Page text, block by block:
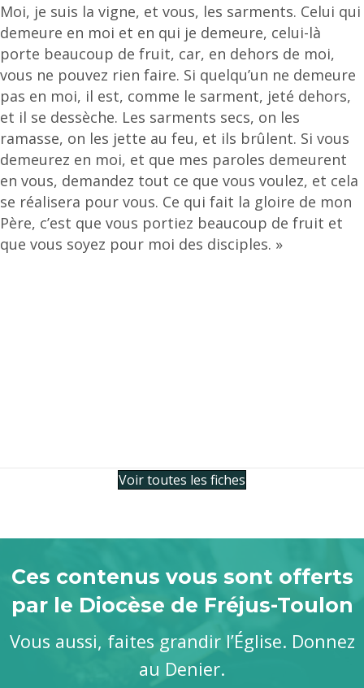
Moi, je suis la vigne, et vous, les sarments. Celui qui
demeure en moi et en qui je demeure, celui-là
porte beaucoup de fruit, car, en dehors de moi,
vous ne pouvez rien faire. Si quelqu’un ne demeure
pas en moi, il est, comme le sarment, jeté dehors,
et il se dessèche. Les sarments secs, on les
ramasse, on les jette au feu, et ils brûlent. Si vous
demeurez en moi, et que mes paroles demeurent
en vous, demandez tout ce que vous voulez, et cela
se réalisera pour vous. Ce qui fait la gloire de mon
Père, c’est que vous portiez beaucoup de fruit et
que vous soyez pour moi des disciples. »
Voir toutes les fiches
Ces contenus vous sont offerts
par le Diocèse de Fréjus-Toulon
Vous aussi, faites grandir l’Église. Donnez
au Denier.